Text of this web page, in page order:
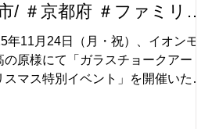
/ ＃京都府 ＃ファミリー
ント #アートイベント
年11月24日（月・祝）、イオンモー
の原様にて「ガラスチョークアート
スマス特別イベント」を開催いたし